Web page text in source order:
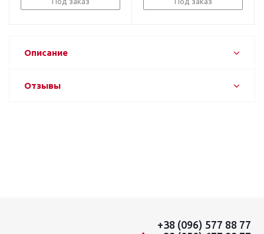
Описание
Отзывы
+38 (096) 577 88 77